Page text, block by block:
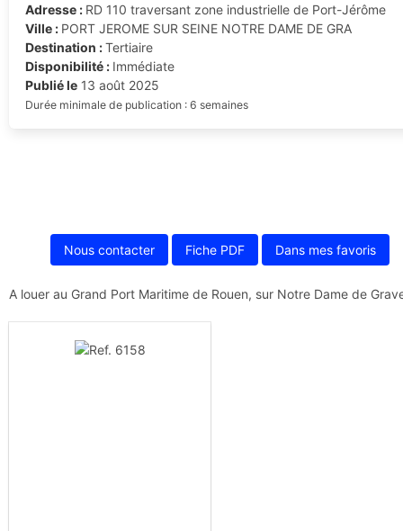
Adresse : RD 110 traversant zone industrielle de Port-Jérôme
Ville : PORT JEROME SUR SEINE NOTRE DAME DE GRA
Destination :Tertiaire
Disponibilité : Immédiate
Publié le13 août 2025
Durée minimale de publication : 6 semaines
Nous contacter Fiche PDF Dans mes favoris
A louer au Grand Port Maritime de Rouen, sur Notre Dame de